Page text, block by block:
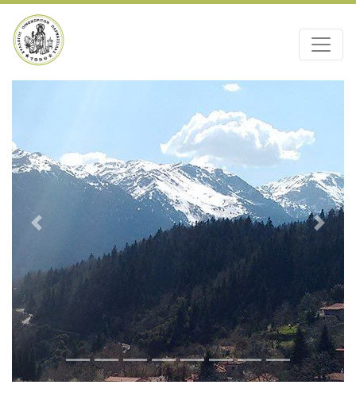
Σταύρος Ι. Παπαπαναγιώτου
Πρόεδρος Κοινότητας Οινοχωρίου.
Εξετελέσθη υπό των Ιταλικών
Στρατευμάτων Κατοχής τον
Σεπτέμβριο του 1942
Previous Next